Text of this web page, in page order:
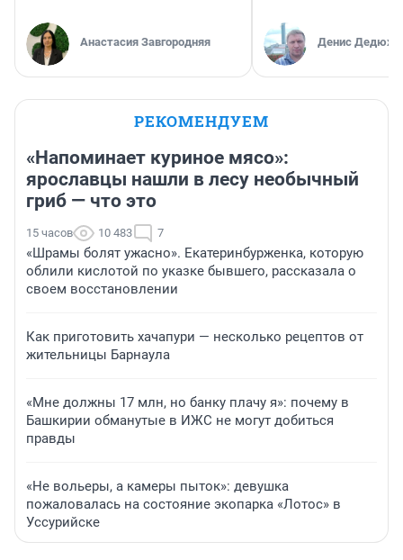
Анастасия Завгородняя Денис
РЕКОМЕНДУЕМ
«Напоминает куриное мясо»:
ярославцы нашли в лесу необычный
гриб — что это
15 часов 10 483 7
«Шрамы болят ужасно». Екатеринбурженка, которую
облили кислотой по указке бывшего, рассказала о
своем восстановлении
Как приготовить хачапури — несколько рецептов от
жительницы Барнаула
«Мне должны 17 млн, но банку плачу я»: почему в
Башкирии обманутые в ИЖС не могут добиться
правды
«Не вольеры, а камеры пыток»: девушка
пожаловалась на состояние экопарка «Лотос» в
Уссурийске